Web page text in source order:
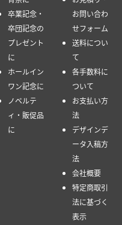
卒業記念・
卒団記念の
プレゼント
に
ホールイン
ワン記念に
ノベルテ
ィ・販促品
に
お問い合わ
せフォーム
送料につい
て
各手数料に
ついて
お支払い方
法
デザインデ
ータ入稿方
法
会社概要
特定商取引
法に基づく
表示